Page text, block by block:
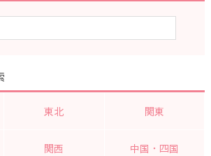
東北 関東
関西 中国・四国